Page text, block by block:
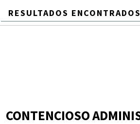
RESULTADOS ENCONTRADOS
CONTENCIOSO